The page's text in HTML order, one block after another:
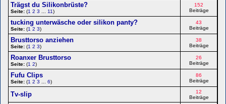
Trägst du Silikonbrüste?
Seite: (1 2 3 11)
152
Beiträge
tucking unterwäsche oder silikon panty?
Seite: (1 2 3)
43
Beiträge
Brusttorso anziehen
Seite: (1 2 3)
38
Beiträge
Roanxer Brusttorso
Seite: (1 2)
26
Beiträge
Fufu Clips
Seite: (1 2 3 6)
86
Beiträge
Tv-slip
12
Beiträge